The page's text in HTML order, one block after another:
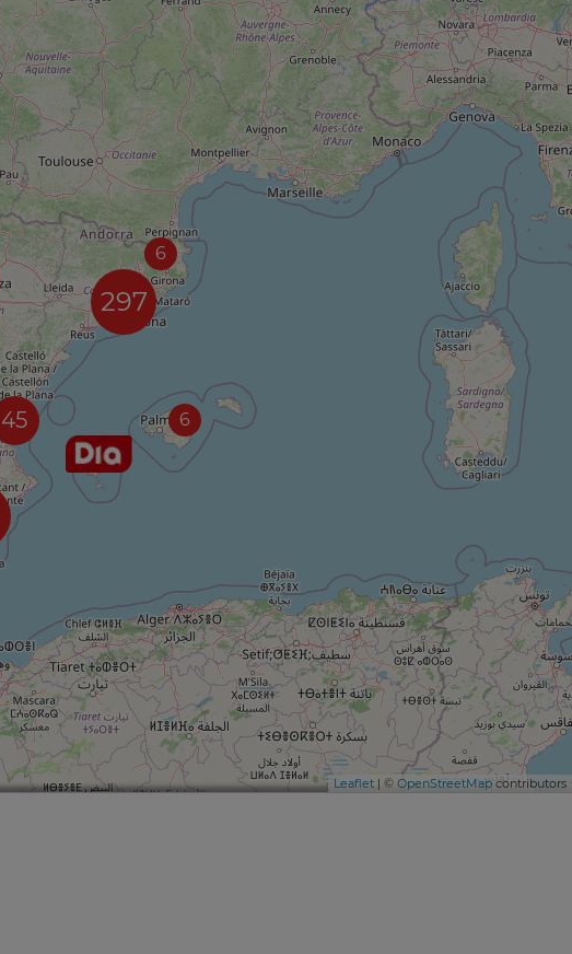
6
6
297
45
Leaflet | © OpenStreetMapcontributors